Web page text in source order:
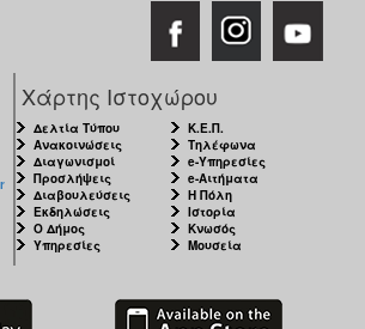
Χάρτης Ιστοχώρου
Δελτία Τύπου
Ανακοινώσεις
Διαγωνισμοί
Προσλήψεις
Διαβουλεύσεις
Εκδηλώσεις
Ο Δήμος
Υπηρεσίες
Κ.Ε.Π.
Τηλέφωνα
e-Υπηρεσίες
e-Αιτήματα
Η Πόλη
Ιστορία
Κνωσός
Μουσεία